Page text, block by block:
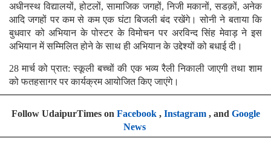
अधीनस्थ विद्यालयों, होटलों, सामाजिक जगहों, निजी मकानों, सडक़ों, अनेक
आदि जगहों पर कम से कम एक घंटा बिजली बंद रखेंगे। सोनी ने बताया कि
बुधवार को अभियान के पोस्टर के विमोचन पर अरविन्द सिंह मेवाड़ ने इस
अभियान में सम्मिलित होने के साथ ही अभियान के उद्देश्यों को बधाई दी।
28 मार्च को प्रात: स्कूली बच्चों की एक भव्य रैली निकाली जाएगी तथा शाम
को फतहसागर पर कार्यक्रम आयोजित किए जाएंगे।
Follow UdaipurTimes on Facebook, Instagram, and Google
News